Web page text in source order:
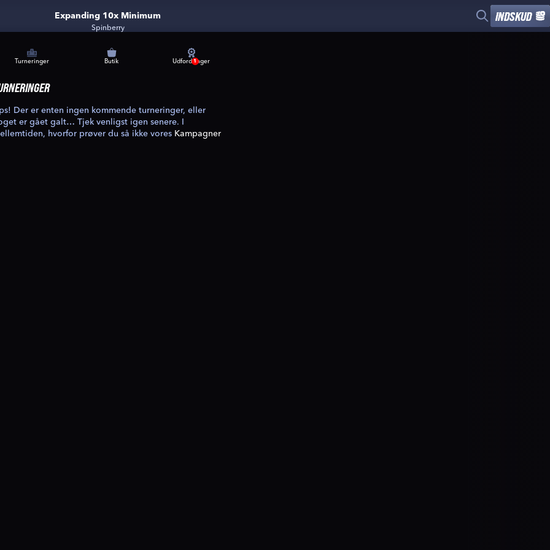
Expanding 10x Minimum
Spinberry
INDSKUD
Turneringer Butik 1
Udfordringer
Der er enten ingen kommende turneringer, eller
er gået galt… Tjek venligst igen senere. I
hvorfor prøver du så ikke vores Kampagner